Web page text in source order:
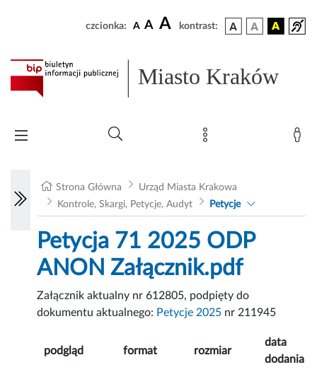
czcionka: A A A kontrast:
Miasto Kraków
Strona Główna
Urząd Miasta Krakowa
Kontrole, Skargi, Petycje, Audyt
Petycje
Petycja 71 2025 ODP
ANON Załącznik.pdf
Załącznik aktualny nr 612805, podpięty do
dokumentu aktualnego: Petycje 2025 nr 211945
podgląd format rozmiar
data
dodania